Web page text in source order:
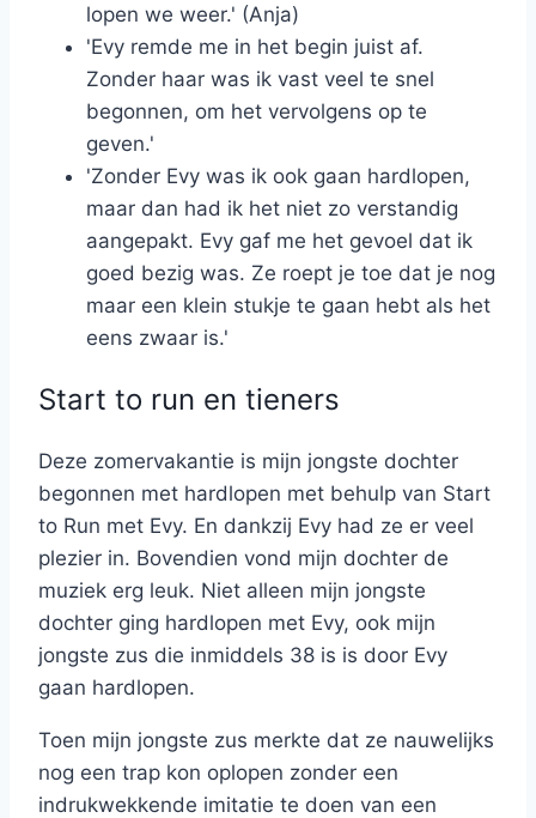
lopen we weer.' (Anja)
'Evy remde me in het begin juist af.
Zonder haar was ik vast veel te snel
begonnen, om het vervolgens op te
geven.'
'Zonder Evy was ik ook gaan hardlopen,
maar dan had ik het niet zo verstandig
aangepakt. Evy gaf me het gevoel dat ik
goed bezig was. Ze roept je toe dat je nog
maar een klein stukje te gaan hebt als het
eens zwaar is.'
Start to run en tieners
Deze zomervakantie is mijn jongste dochter
begonnen met hardlopen met behulp van Start
to Run met Evy. En dankzij Evy had ze er veel
plezier in. Bovendien vond mijn dochter de
muziek erg leuk. Niet alleen mijn jongste
dochter ging hardlopen met Evy, ook mijn
jongste zus die inmiddels 38 is is door Evy
gaan hardlopen.
Toen mijn jongste zus merkte dat ze nauwelijks
nog een trap kon oplopen zonder een
indrukwekkende imitatie te doen van een